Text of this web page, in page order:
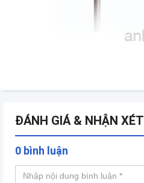
ĐÁNH GIÁ & NHẬN XÉT
0 bình luận